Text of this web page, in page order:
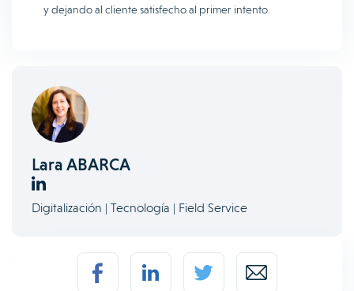
y dejando al cliente satisfecho al primer intento.
Lara ABARCA
Digitalización | Tecnología | Field Service